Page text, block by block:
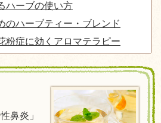
ハーブの使い方
のハーブティー・ブレンド
粉症に効くアロマテラピー
鼻炎」